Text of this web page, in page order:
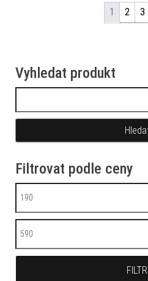
1 2 3
Vyhledat produkt
Filtrovat podle ceny
Minimální cena
Maximální cena
FILTR